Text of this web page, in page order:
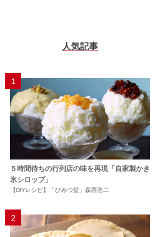
人気記事
1
５時間待ちの行列店の味を再現「自家製かき
氷シロップ」
【DIYレシピ】「ひみつ堂」森西浩二
2